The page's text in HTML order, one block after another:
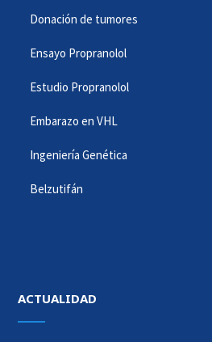
Donación de tumores
Ensayo Propranolol
Estudio Propranolol
Embarazo en VHL
Ingeniería Genética
Belzutifán
ACTUALIDAD